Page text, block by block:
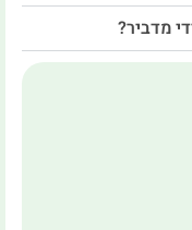
מדביר?